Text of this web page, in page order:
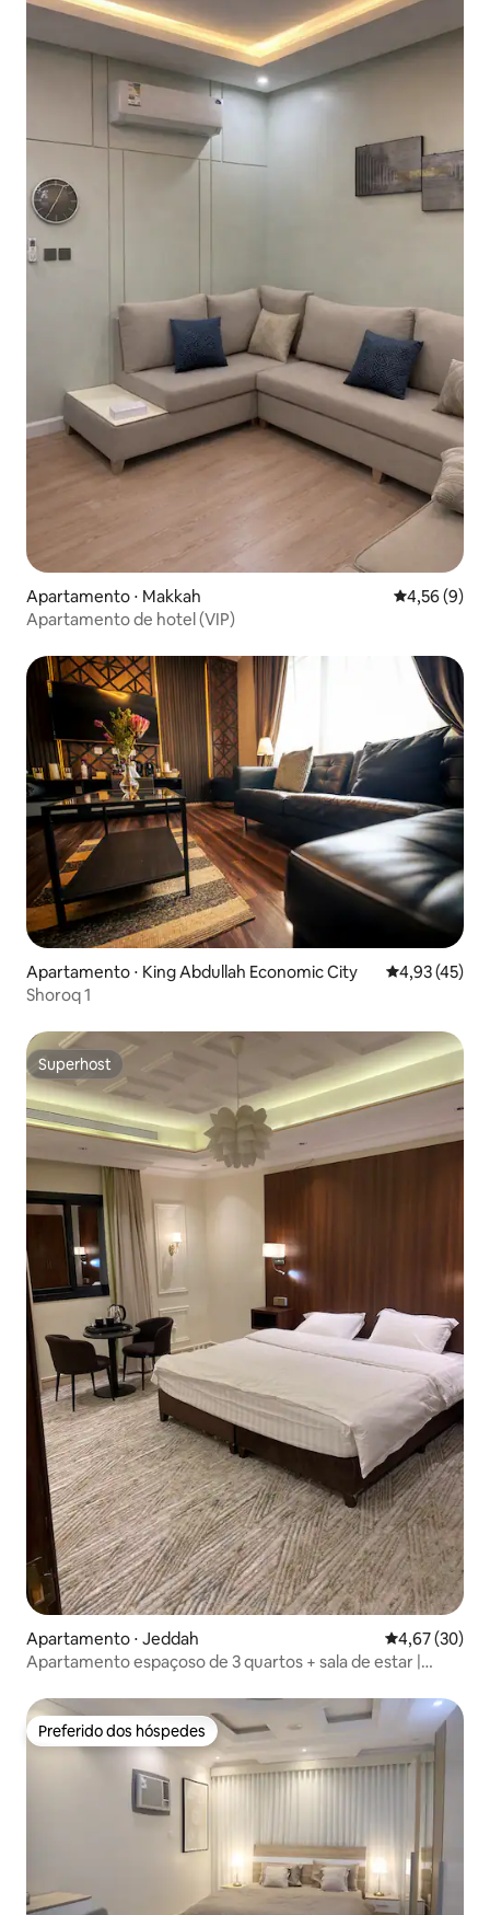
Apartamento ⋅ Makkah 4,56 de uma
4,56 (9)
Apartamento de hotel (VIP)
Apartamento ⋅ King Abdullah Economic City 4,93 de uma
4,93 (45)
Shoroq 1
Superhost
Superhost
Apartamento ⋅ Jeddah 4,67 de uma
4,67 (30)
Apartamento espaçoso de 3 quartos + sala de estar |
Preferido dos hóspedes
Preferido dos hóspedes